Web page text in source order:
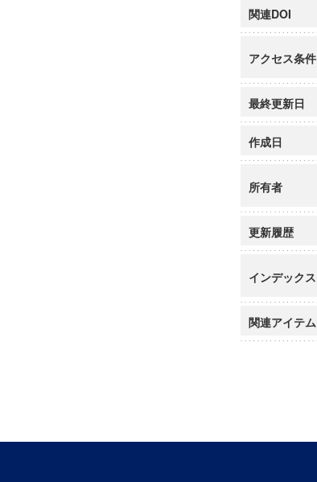
関連DOI
アクセス条件
最終更新日
作成日
所有者
更新履歴
インデックス
関連アイテム